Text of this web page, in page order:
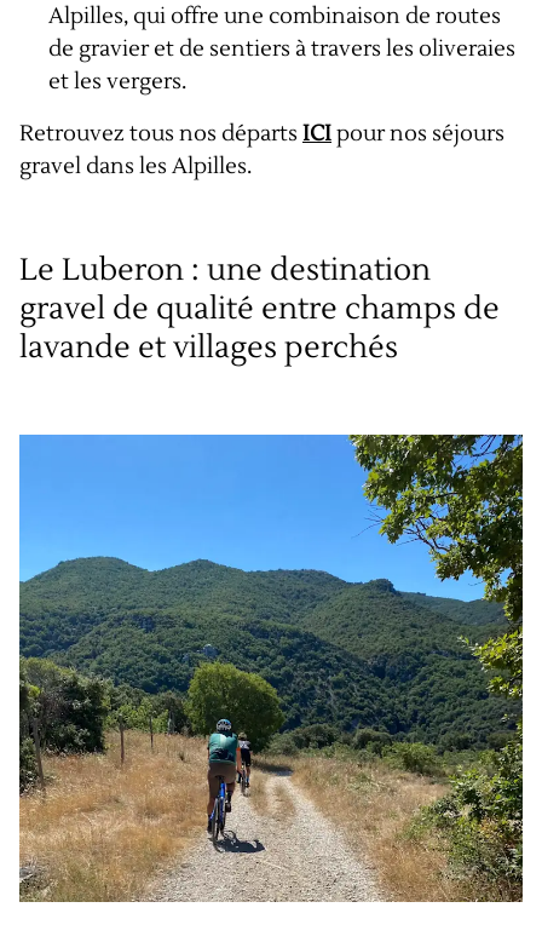
Alpilles, qui offre une combinaison de routes
de gravier et de sentiers à travers les oliveraies
et les vergers.
Retrouvez tous nos départs ICIpour nos séjours
gravel dans les Alpilles.
Le Luberon : une destination
gravel de qualité entre champs de
lavande et villages perchés